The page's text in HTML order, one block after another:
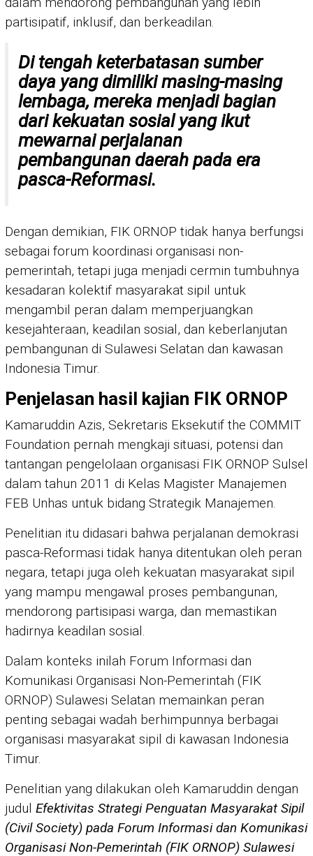
partisipatif, inklusif, dan berkeadilan.
Di tengah keterbatasan sumber
daya yang dimiliki masing-masing
lembaga, mereka menjadi bagian
dari kekuatan sosial yang ikut
mewarnai perjalanan
pembangunan daerah pada era
pasca-Reformasi.
Dengan demikian, FIK ORNOP tidak hanya berfungsi
sebagai forum koordinasi organisasi non-
pemerintah, tetapi juga menjadi cermin tumbuhnya
kesadaran kolektif masyarakat sipil untuk
mengambil peran dalam memperjuangkan
kesejahteraan, keadilan sosial, dan keberlanjutan
pembangunan di Sulawesi Selatan dan kawasan
Indonesia Timur.
Penjelasan hasil kajian FIK ORNOP
Kamaruddin Azis, Sekretaris Eksekutif the COMMIT
Foundation pernah mengkaji situasi, potensi dan
tantangan pengelolaan organisasi FIK ORNOP Sulsel
dalam tahun 2011 di Kelas Magister Manajemen
FEB Unhas untuk bidang Strategik Manajemen.
Penelitian itu didasari bahwa perjalanan demokrasi
pasca-Reformasi tidak hanya ditentukan oleh peran
negara, tetapi juga oleh kekuatan masyarakat sipil
yang mampu mengawal proses pembangunan,
mendorong partisipasi warga, dan memastikan
hadirnya keadilan sosial.
Dalam konteks inilah Forum Informasi dan
Komunikasi Organisasi Non-Pemerintah (FIK
ORNOP) Sulawesi Selatan memainkan peran
penting sebagai wadah berhimpunnya berbagai
organisasi masyarakat sipil di kawasan Indonesia
Timur.
Penelitian yang dilakukan oleh Kamaruddin dengan
judul Efektivitas Strategi Penguatan Masyarakat Sipil
(Civil Society) pada Forum Informasi dan Komunikasi
Organisasi Non-Pemerintah (FIK ORNOP) Sulawesi